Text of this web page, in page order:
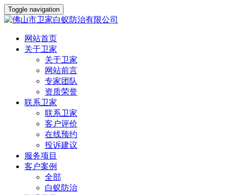
Toggle navigation
网站首页
关于卫家
关于卫家
网站前言
专家团队
资质荣誉
联系卫家
联系卫家
客户评价
在线预约
投诉建议
服务项目
客户案例
全部
白蚁防治